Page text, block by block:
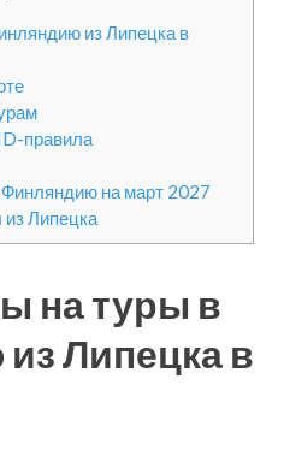
из Липецка в
правила
Финляндию на март 2027
из Липецка
на туры в
Липецка в